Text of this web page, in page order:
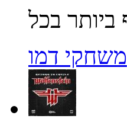
משחקי דמו